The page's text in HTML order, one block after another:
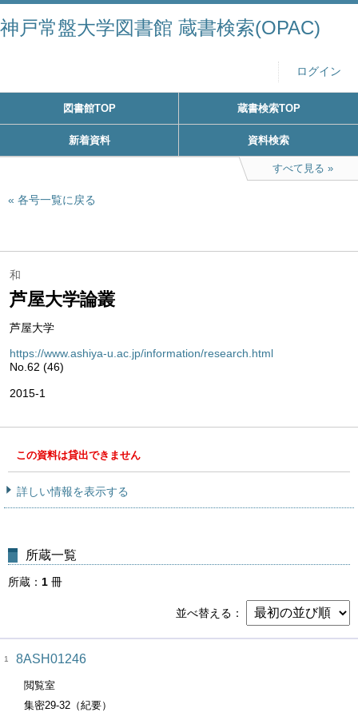
神戸常盤大学図書館 蔵書検索(OPAC)
ログイン
図書館TOP 蔵書検索TOP
新着資料 資料検索
すべて見る
各号一覧に戻る
和
芦屋大学論叢
芦屋大学
https://www.ashiya-u.ac.jp/information/research.html
No.62 (46)
2015-1
この資料は貸出できません
詳しい情報を表示する
所蔵一覧
所蔵 1 冊
並べ替える
1 8ASH01246
閲覧室
集密29-32（紀要）